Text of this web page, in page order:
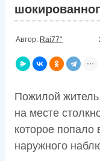
Автор: Rai77°
Пожилой житель
на месте
которое попало
наружного